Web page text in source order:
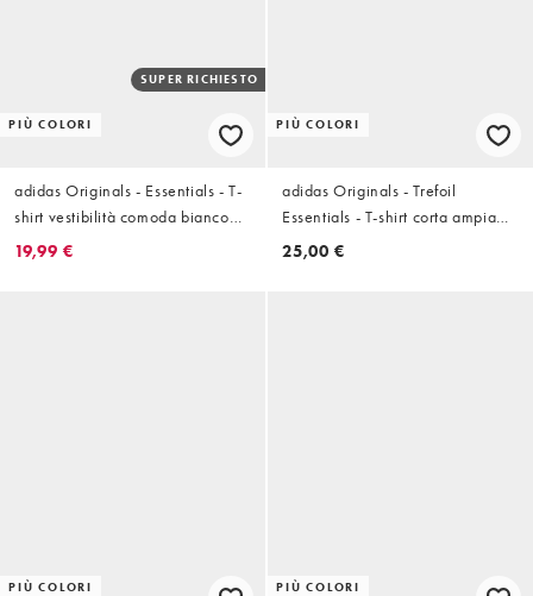
PIÙ COLORI
SUPER RICHIESTO
adidas Originals - Essentials - T-
shirt vestibilità comoda bianco
wonder
19,99 €
PIÙ COLORI
adidas Originals - Trefoil
Essentials - T-shirt corta ampia
azzurro mélange
25,00 €
PIÙ COLORI PIÙ COLORI